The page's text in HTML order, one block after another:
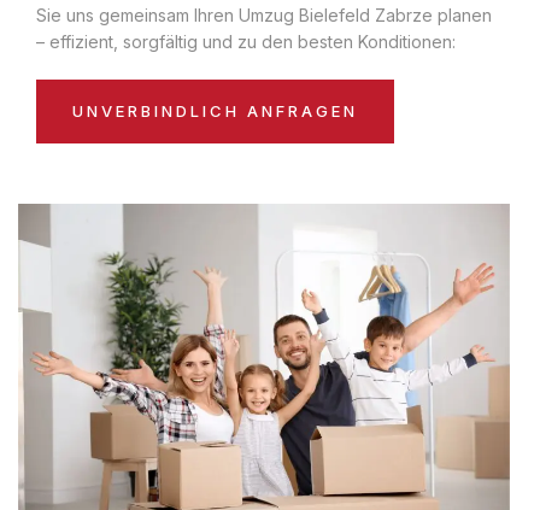
Sie uns gemeinsam Ihren Umzug Bielefeld Zabrze planen
– effizient, sorgfältig und zu den besten Konditionen:
UNVERBINDLICH ANFRAGEN